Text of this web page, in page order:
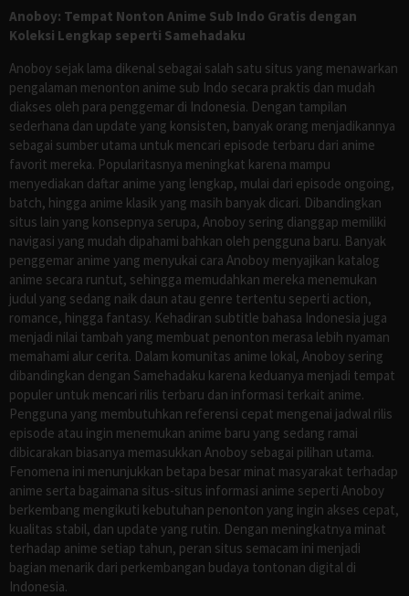
Anoboy: Tempat Nonton Anime Sub Indo Gratis dengan
Koleksi Lengkap seperti Samehadaku
Anoboy sejak lama dikenal sebagai salah satu situs yang menawarkan
pengalaman menonton anime sub Indo secara praktis dan mudah
diakses oleh para penggemar di Indonesia. Dengan tampilan
sederhana dan update yang konsisten, banyak orang menjadikannya
sebagai sumber utama untuk mencari episode terbaru dari anime
favorit mereka. Popularitasnya meningkat karena mampu
menyediakan daftar anime yang lengkap, mulai dari episode ongoing,
batch, hingga anime klasik yang masih banyak dicari. Dibandingkan
situs lain yang konsepnya serupa, Anoboy sering dianggap memiliki
navigasi yang mudah dipahami bahkan oleh pengguna baru. Banyak
penggemar anime yang menyukai cara Anoboy menyajikan katalog
anime secara runtut, sehingga memudahkan mereka menemukan
judul yang sedang naik daun atau genre tertentu seperti action,
romance, hingga fantasy. Kehadiran subtitle bahasa Indonesia juga
menjadi nilai tambah yang membuat penonton merasa lebih nyaman
memahami alur cerita. Dalam komunitas anime lokal, Anoboy sering
dibandingkan dengan Samehadaku karena keduanya menjadi tempat
populer untuk mencari rilis terbaru dan informasi terkait anime.
Pengguna yang membutuhkan referensi cepat mengenai jadwal rilis
episode atau ingin menemukan anime baru yang sedang ramai
dibicarakan biasanya memasukkan Anoboy sebagai pilihan utama.
Fenomena ini menunjukkan betapa besar minat masyarakat terhadap
anime serta bagaimana situs-situs informasi anime seperti Anoboy
berkembang mengikuti kebutuhan penonton yang ingin akses cepat,
kualitas stabil, dan update yang rutin. Dengan meningkatnya minat
terhadap anime setiap tahun, peran situs semacam ini menjadi
bagian menarik dari perkembangan budaya tontonan digital di
Indonesia.